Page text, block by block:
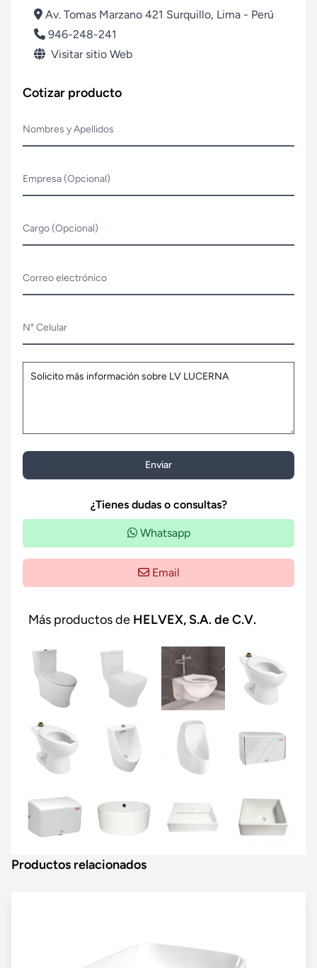
Av. Tomas Marzano 421 Surquillo, Lima - Perú
946-248-241
Visitar sitio Web
Cotizar producto
Nombres y Apellidos
Empresa (Opcional)
Cargo (Opcional)
Correo electrónico
N° Celular
Enviar
¿Tienes dudas o consultas?
Whatsapp
Email
Más productos de HELVEX, S.A. de C.V.
Productos relacionados